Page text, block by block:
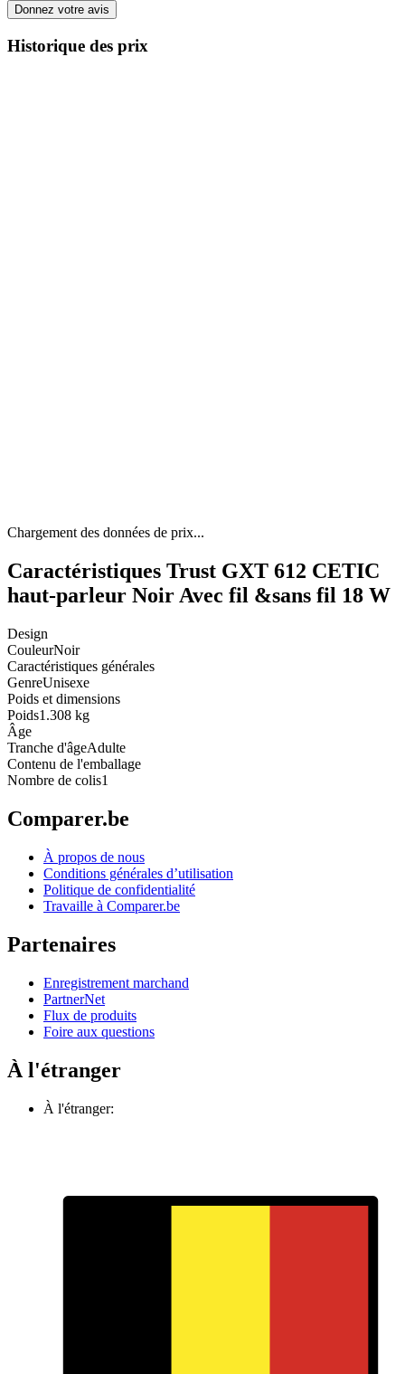
Donnez votre avis
Historique des prix
Chargement des données de prix...
Caractéristiques Trust GXT 612 CETIC
haut-parleur Noir Avec fil &sans fil 18 W
Design
CouleurNoir
Caractéristiques générales
GenreUnisexe
Poids et dimensions
Poids1.308 kg
Âge
Tranche d'âgeAdulte
Contenu de l'emballage
Nombre de colis1
Comparer.be
À propos de nous
Conditions générales d’utilisation
Politique de confidentialité
Travaille à Comparer.be
Partenaires
Enregistrement marchand
PartnerNet
Flux de produits
Foire aux questions
À l'étranger
À l'étranger: